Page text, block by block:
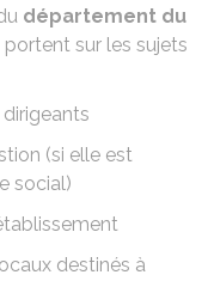
département du
sur les sujets
(si elle est
social)
destinés à